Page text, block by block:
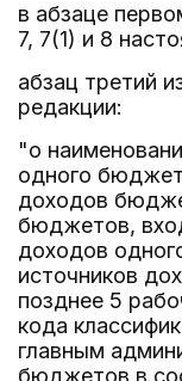
в абзаце
7, 7(1) и 8
абзац третий
редакции:
"о
одного
доходов
бюджетов,
доходов
источников
позднее 5
кода
главным
бюджетов в